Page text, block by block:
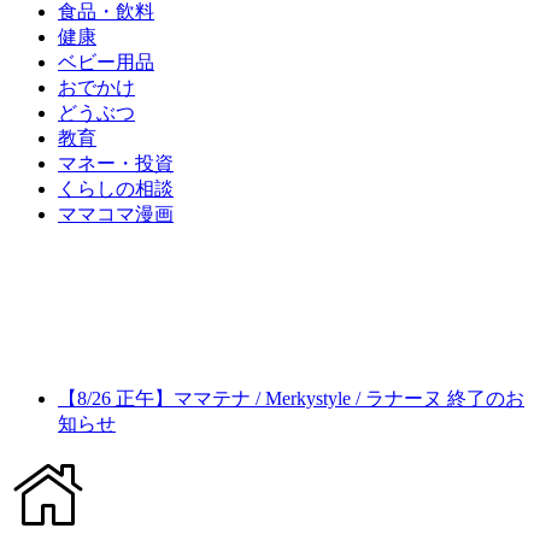
食品・飲料
健康
ベビー用品
おでかけ
どうぶつ
教育
マネー・投資
くらしの相談
ママコマ漫画
【8/26 正午】ママテナ / Merkystyle / ラナーヌ 終了のお
知らせ